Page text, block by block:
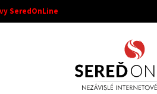
SeredOnLine